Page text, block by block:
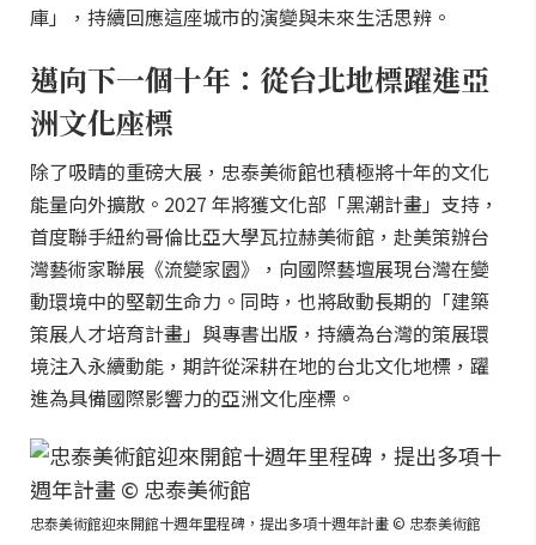
庫」，持續回應這座城市的演變與未來生活思辨。
邁向下一個十年：從台北地標躍進亞
洲文化座標
除了吸睛的重磅大展，忠泰美術館也積極將十年的文化
能量向外擴散。2027 年將獲文化部「黑潮計畫」支持，
首度聯手紐約哥倫比亞大學瓦拉赫美術館，赴美策辦台
灣藝術家聯展《流變家園》，向國際藝壇展現台灣在變
動環境中的堅韌生命力。同時，也將啟動長期的「建築
策展人才培育計畫」與專書出版，持續為台灣的策展環
境注入永續動能，期許從深耕在地的台北文化地標，躍
進為具備國際影響力的亞洲文化座標。
忠泰美術館迎來開館十週年里程碑，提出多項十週年計畫 © 忠泰美術館